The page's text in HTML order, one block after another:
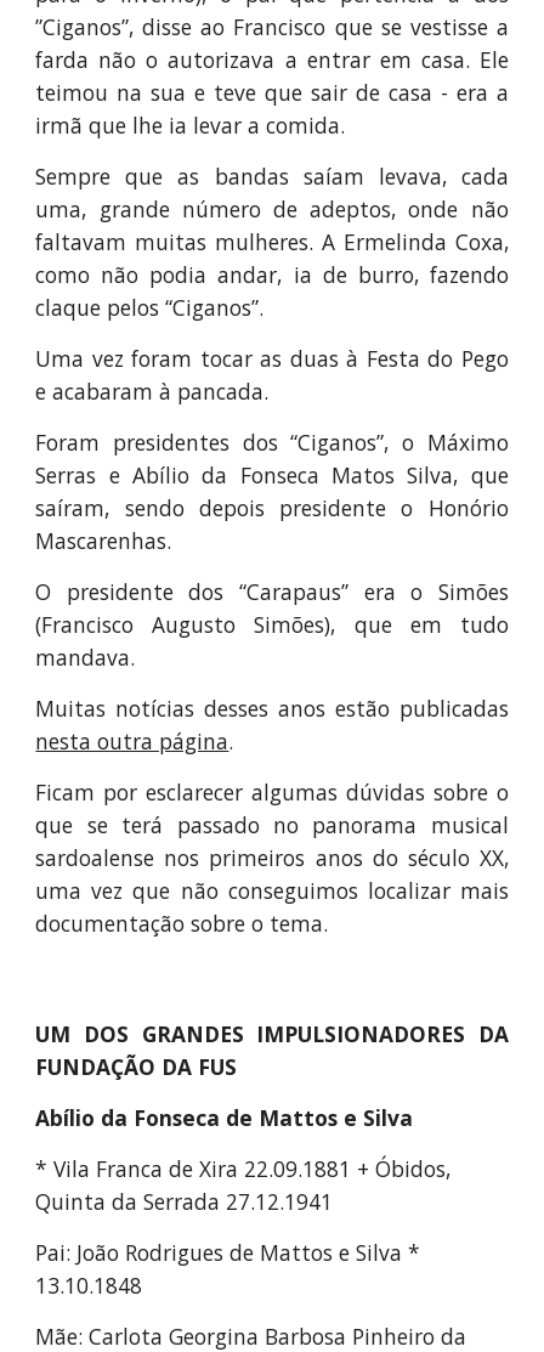
”Ciganos”, disse ao Francisco que se vestisse a
farda não o autorizava a entrar em casa. Ele
teimou na sua e teve que sair de casa - era a
irmã que lhe ia levar a comida.
Sempre que as bandas saíam levava, cada
uma, grande número de adeptos, onde não
faltavam muitas mulheres. A Ermelinda Coxa,
como não podia andar, ia de burro, fazendo
claque pelos “Ciganos”.
Uma vez foram tocar as duas à Festa do Pego
e acabaram à pancada.
Foram presidentes dos “Ciganos”, o Máximo
Serras e Abílio da Fonseca Matos Silva, que
saíram, sendo depois presidente o Honório
Mascarenhas.
O presidente dos “Carapaus” era o Simões
(Francisco Augusto Simões), que em tudo
mandava.
Muitas notícias desses anos estão publicadas
nesta outra página.
Ficam por esclarecer algumas dúvidas sobre o
que se terá passado no panorama musical
sardoalense nos primeiros anos do século XX,
uma vez que não conseguimos localizar mais
documentação sobre o tema.
UM DOS GRANDES IMPULSIONADORES DA
FUNDAÇÃO DA FUS
Abílio da Fonseca de Mattos e Silva
* Vila Franca de Xira 22.09.1881 + Óbidos,
Quinta da Serrada 27.12.1941
Pai: João Rodrigues de Mattos e Silva *
13.10.1848
Mãe: Carlota Georgina Barbosa Pinheiro da